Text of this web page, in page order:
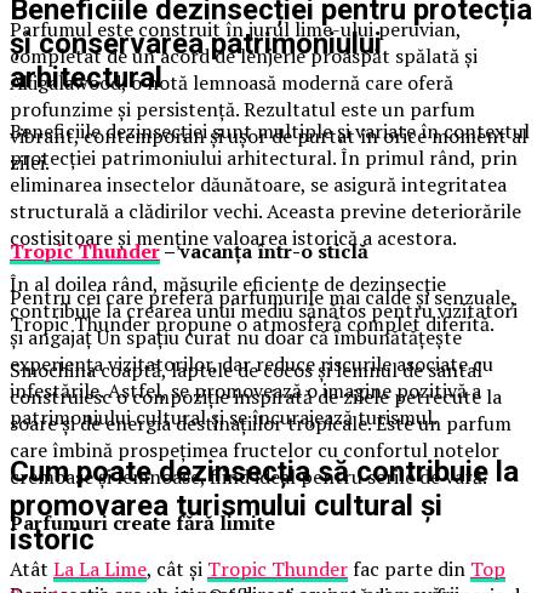
Beneficiile dezinsecției pentru protecția
și conservarea patrimoniului
arhitectural
Beneficiile dezinsecției sunt multiple și variate în contextul
protecției patrimoniului arhitectural. În primul rând, prin
eliminarea insectelor dăunătoare, se asigură integritatea
structurală a clădirilor vechi. Aceasta previne deteriorările
costisitoare și menține valoarea istorică a acestora.
În al doilea rând, măsurile eficiente de dezinsecție
contribuie la crearea unui mediu sănătos pentru vizitatori
și angajaț Un spațiu curat nu doar că îmbunătățește
experiența vizitatorilor, dar reduce riscurile asociate cu
infestările. Astfel, se promovează o imagine pozitivă a
patrimoniului cultural și se încurajează turismul.
Cum poate dezinsecția să contribuie la
promovarea turismului cultural și
istoric
Parfumul este construit în jurul lime-ului peruvian,
completat de un acord de lenjerie proaspăt spălată și
Akigalawood, o notă lemnoasă modernă care oferă
profunzime și persistență. Rezultatul este un parfum
vibrant, contemporan și ușor de purtat în orice moment al
zilei.
Tropic Thunder– vacanța într-o sticlă
Pentru cei care preferă parfumurile mai calde și senzuale,
Tropic Thunder propune o atmosferă complet diferită.
Smochina coaptă, laptele de cocos și lemnul de santal
construiesc o compoziție inspirată de zilele petrecute la
soare și de energia destinațiilor tropicale. Este un parfum
care îmbină prospețimea fructelor cu confortul notelor
cremoase și lemnoase, fiind ideal pentru serile de vară.
Parfumuri create fără limite
Atât La La Lime, cât și Tropic Thunderfac parte din Top